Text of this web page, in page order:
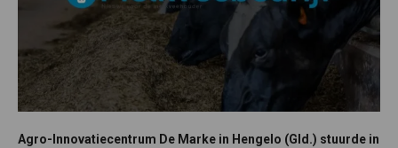
Agro-Innovatiecentrum De Marke in Hengelo (Gld.) stuurde in